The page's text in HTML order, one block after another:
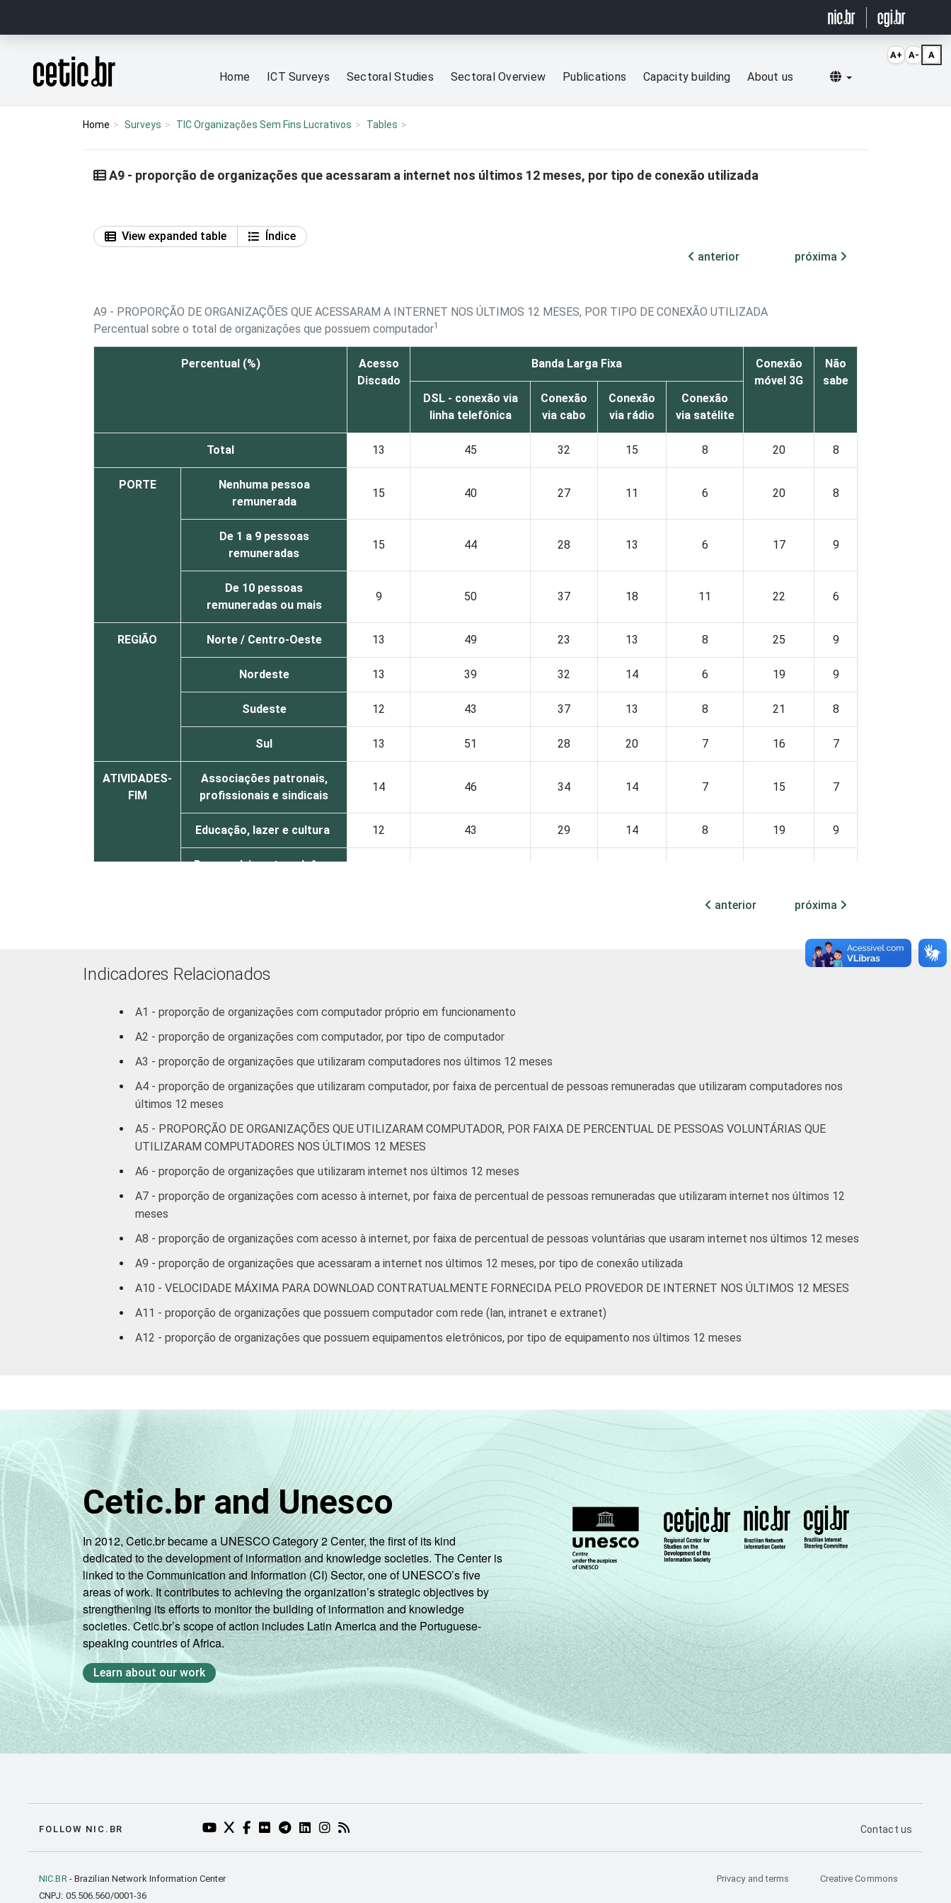
Página inicial
Home ICT Surveys Sectoral Studies Sectoral Overview Publications Capacity building About us Selecionar idioma
Home Surveys TIC Organizações Sem Fins Lucrativos Tables
A9 - proporção de organizações que acessaram a internet nos últimos 12 meses, por tipo de conexão utilizada
View expanded table
Índice
anterior
próxima
A9 - PROPORÇÃO DE ORGANIZAÇÕES QUE ACESSARAM A INTERNET NOS ÚLTIMOS 12 MESES, POR TIPO DE CONEXÃO UTILIZADA
Percentual sobre o total de organizações que possuem computador1
Percentual (%)
Acesso
Discado
Banda Larga Fixa
Conexão
móvel 3G
Não
sabe
DSL - conexão via
linha telefônica
Conexão
via cabo
Conexão
via rádio
Conexão
via satélite
Total 13 45 32 15 8 20 8
PORTE
Nenhuma pessoa
remunerada
15 40 27 11 6 20 8
De 1 a 9 pessoas
remuneradas
15 44 28 13 6 17 9
De 10 pessoas
remuneradas ou mais
9 50 37 18 11 22 6
REGIÃO Norte / Centro-Oeste 13 49 23 13 8 25 9
Nordeste 13 39 32 14 6 19 9
Sudeste 12 43 37 13 8 21 8
Sul 13 51 28 20 7 16 7
ATIVIDADES-
FIM
Associações patronais,
profissionais e sindicais
14 46 34 14 7 15 7
Educação, lazer e cultura 12 43 29 14 8 19 9
Desenvolvimento e defesa
9
Fonte: NIC.br - out/2012 a mar/2013
anterior próxima
Indicadores Relacionados
A1 - proporção de organizações com computador próprio em funcionamento
A2 - proporção de organizações com computador, por tipo de computador
A3 - proporção de organizações que utilizaram computadores nos últimos 12 meses
A4 - proporção de organizações que utilizaram computador, por faixa de percentual de pessoas remuneradas que utilizaram computadores nos
últimos 12 meses
A5 - PROPORÇÃO DE ORGANIZAÇÕES QUE UTILIZARAM COMPUTADOR, POR FAIXA DE PERCENTUAL DE PESSOAS VOLUNTÁRIAS QUE
UTILIZARAM COMPUTADORES NOS ÚLTIMOS 12 MESES
A6 - proporção de organizações que utilizaram internet nos últimos 12 meses
A7 - proporção de organizações com acesso à internet, por faixa de percentual de pessoas remuneradas que utilizaram internet nos últimos 12
meses
A8 - proporção de organizações com acesso à internet, por faixa de percentual de pessoas voluntárias que usaram internet nos últimos 12 meses
A9 - proporção de organizações que acessaram a internet nos últimos 12 meses, por tipo de conexão utilizada
A10 - VELOCIDADE MÁXIMA PARA DOWNLOAD CONTRATUALMENTE FORNECIDA PELO PROVEDOR DE INTERNET NOS ÚLTIMOS 12 MESES
A11 - proporção de organizações que possuem computador com rede (lan, intranet e extranet)
A12 - proporção de organizações que possuem equipamentos eletrônicos, por tipo de equipamento nos últimos 12 meses
Cetic.br and Unesco
In 2012, Cetic.br became a UNESCO Category 2 Center, the first of its kind
dedicated to the development of information and knowledge societies. The Center is
linked to the Communication and Information (CI) Sector, one of UNESCO’s five
areas of work. It contributes to achieving the organization’s strategic objectives by
strengthening its efforts to monitor the building of information and knowledge
societies. Cetic.br’s scope of action includes Latin America and the Portuguese-
speaking countries of Africa.
Learn about our work
FOLLOW NIC.BR YOUTUBE DO NIC.BR (ABRE EM NOVA ABA)
TWITTER DO NIC.BR (ABRE EM NOVA ABA)
FACEBOOK DO NIC.BR (ABRE EM NOVA ABA)
FLICKR DO NIC.BR (ABRE EM NOVA ABA)
TELEGRAM DO NIC.BR (ABRE EM NOVA ABA)
LINKEDIN DO NIC.BR (ABRE EM NOVA ABA)
INSTAGRAM DO NIC.BR (ABRE EM NOVA ABA)
RSS DO NIC.BR (ABRE EM NOVA ABA) PÁGINA DE
Contact us
NIC.BR- Brazilian Network Information Center
CNPJ: 05.506.560/0001-36
Privacy and terms Creative Commons
A+ A- A